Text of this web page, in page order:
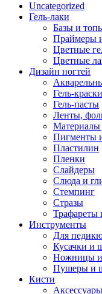
Uncategorized
Гель-лаки
Базы и
Праймеры
Цветные
Цветные
Дизайн ногтей
Гель-краски
Гель-пасты
Ленты,
Материалы
Пигменты
Пластилин
Пленки
Слайдеры
Слюда и
Стемпинг
Стразы
Трафареты
Инструменты
Для
Кусачки и
Ножницы и
Пушеры и
Кисти